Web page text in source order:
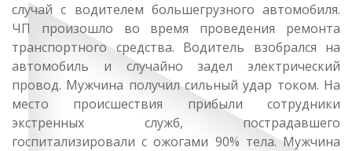
случай с водителем большегрузного автомобиля.
ЧП произошло во время проведения ремонта
транспортного средства. Водитель взобрался на
автомобиль и случайно задел электрический
провод. Мужчина получил сильный удар током. На
место происшествия прибыли сотрудники
экстренных служб, пострадавшего
госпитализировали с ожогами 90% тела. Мужчина